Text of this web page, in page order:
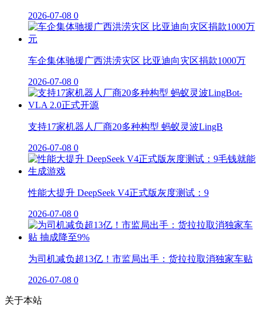
2026-07-08 0
车企集体驰援广西洪涝灾区 比亚迪向灾区捐款1000万
2026-07-08 0
支持17家机器人厂商20多种构型 蚂蚁灵波LingB
2026-07-08 0
性能大提升 DeepSeek V4正式版灰度测试：9
2026-07-08 0
为司机减负超13亿！市监局出手：货拉拉取消独家车贴
2026-07-08 0
关于本站